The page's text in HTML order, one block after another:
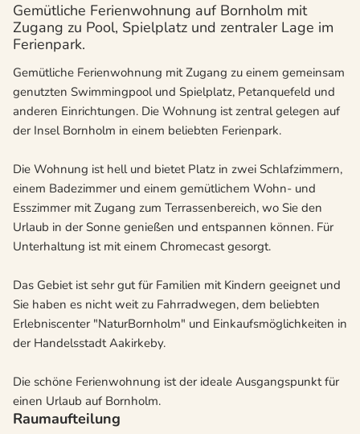
Gemütliche Ferienwohnung auf Bornholm mit
Zugang zu Pool, Spielplatz und zentraler Lage im
Ferienpark.
Gemütliche Ferienwohnung mit Zugang zu einem gemeinsam
genutzten Swimmingpool und Spielplatz, Petanquefeld und
anderen Einrichtungen. Die Wohnung ist zentral gelegen auf
der Insel Bornholm in einem beliebten Ferienpark.
Die Wohnung ist hell und bietet Platz in zwei Schlafzimmern,
einem Badezimmer und einem gemütlichem Wohn- und
Esszimmer mit Zugang zum Terrassenbereich, wo Sie den
Urlaub in der Sonne genießen und entspannen können. Für
Unterhaltung ist mit einem Chromecast gesorgt.
Das Gebiet ist sehr gut für Familien mit Kindern geeignet und
Sie haben es nicht weit zu Fahrradwegen, dem beliebten
Erlebniscenter "NaturBornholm" und Einkaufsmöglichkeiten in
der Handelsstadt Aakirkeby.
Die schöne Ferienwohnung ist der ideale Ausgangspunkt für
einen Urlaub auf Bornholm.
Raumaufteilung